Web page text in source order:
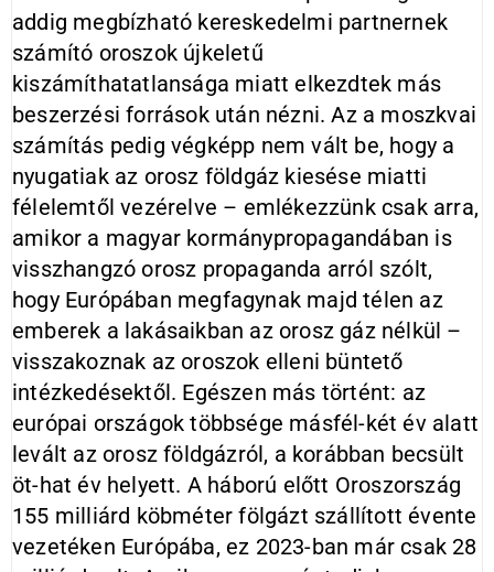
addig megbízható kereskedelmi partnernek
számító oroszok újkeletű
kiszámíthatatlansága miatt elkezdtek más
beszerzési források után nézni. Az a moszkvai
számítás pedig végképp nem vált be, hogy a
nyugatiak az orosz földgáz kiesése miatti
félelemtől vezérelve – emlékezzünk csak arra,
amikor a magyar kormánypropagandában is
visszhangzó orosz propaganda arról szólt,
hogy Európában megfagynak majd télen az
emberek a lakásaikban az orosz gáz nélkül –
visszakoznak az oroszok elleni büntető
intézkedésektől. Egészen más történt: az
európai országok többsége másfél-két év alatt
levált az orosz földgázról, a korábban becsült
öt-hat év helyett. A háború előtt Oroszország
155 milliárd köbméter fölgázt szállított évente
vezetéken Európába, ez 2023-ban már csak 28